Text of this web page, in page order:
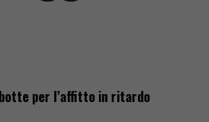
per l’affitto in ritardo